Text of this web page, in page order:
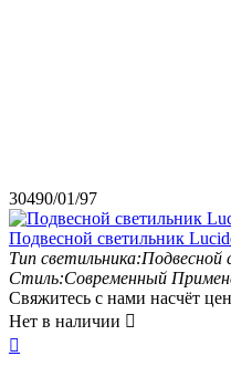
30490/01/97
Подвесной светильник
Тип светильника:Подвесной
Стиль:Современный
Свяжитесь с нами насчёт
Нет в наличии 
